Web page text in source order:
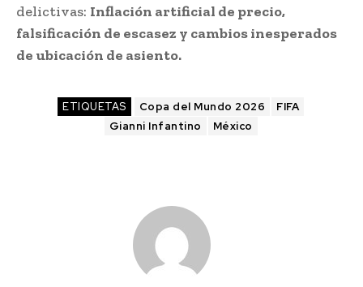
delictivas: Inflación artificial de precio,
falsificación de escasez y cambios inesperados
de ubicación de asiento.
ETIQUETAS Copa del Mundo 2026
FIFA
Gianni Infantino
México